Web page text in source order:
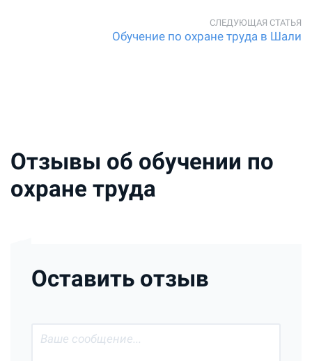
Обучение по охране труда в Шали
Отзывы об обучении по
охране труда
Оставить отзыв